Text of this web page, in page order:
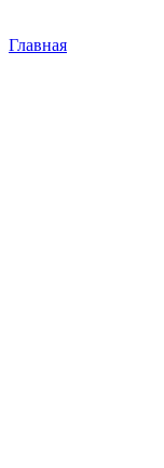
Главная